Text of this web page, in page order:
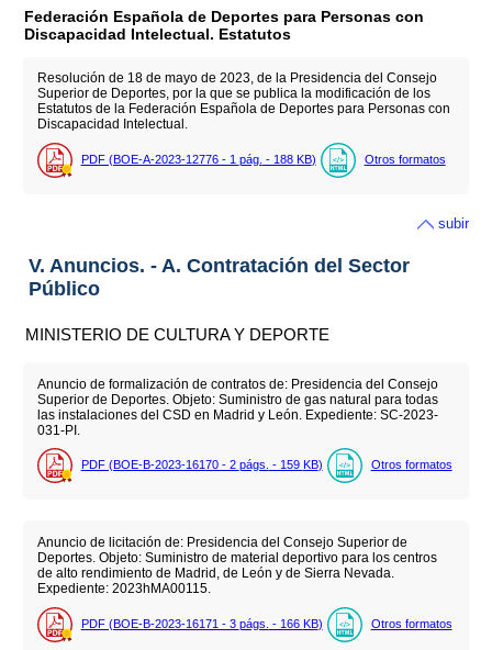
Federación Española de Deportes para Personas con
Discapacidad Intelectual. Estatutos
Resolución de 18 de mayo de 2023, de la Presidencia del Consejo
Superior de Deportes, por la que se publica la modificación de los
Estatutos de la Federación Española de Deportes para Personas con
Discapacidad Intelectual.
PDF (BOE-A-2023-12776 - 1 pág. - 188 KB) Otros formatos
subir
V. Anuncios. - A. Contratación del Sector
Público
MINISTERIO DE CULTURA Y DEPORTE
Anuncio de formalización de contratos de: Presidencia del Consejo
Superior de Deportes. Objeto: Suministro de gas natural para todas
las instalaciones del CSD en Madrid y León. Expediente: SC-2023-
031-PI.
PDF (BOE-B-2023-16170 - 2 págs. - 159 KB) Otros formatos
Anuncio de licitación de: Presidencia del Consejo Superior de
Deportes. Objeto: Suministro de material deportivo para los centros
de alto rendimiento de Madrid, de León y de Sierra Nevada.
Expediente: 2023hMA00115.
PDF (BOE-B-2023-16171 - 3 págs. - 166 KB) Otros formatos